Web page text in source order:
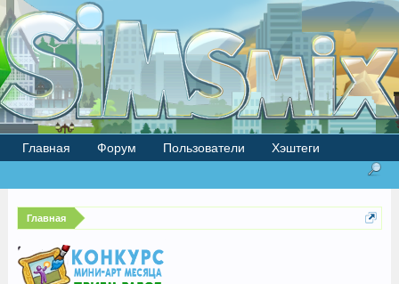
Главная
Главная Форум Пользователи Хэштеги